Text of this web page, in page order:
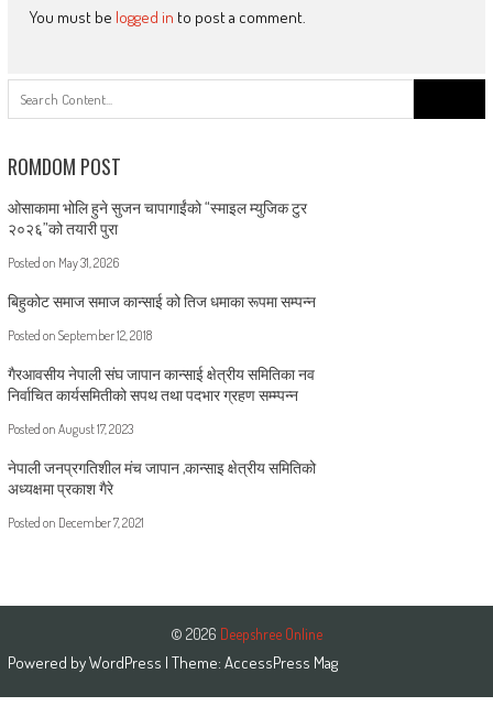
You must be logged in to post a comment.
for:
ROMDOM POST
ओसाकामा भोलि हुने सुजन चापागाईंको “स्माइल म्युजिक टुर
२०२६”को तयारी पुरा
Posted on May 31, 2026
बिहुकोट समाज समाज कान्साई को तिज धमाका रूपमा सम्पन्न
Posted on September 12, 2018
गैरआवसीय नेपाली संघ जापान कान्साई क्षेत्रीय समितिका नव
निर्वाचित कार्यसमितीको सपथ तथा पदभार ग्रहण सम्म्पन्न
Posted on August 17, 2023
नेपाली जनप्रगतिशील मंच जापान ,कान्साइ क्षेत्रीय समितिको
अध्यक्षमा प्रकाश गैरे
Posted on December 7, 2021
© 2026 Deepshree Online
Powered byWordPress | Theme: AccessPress Mag